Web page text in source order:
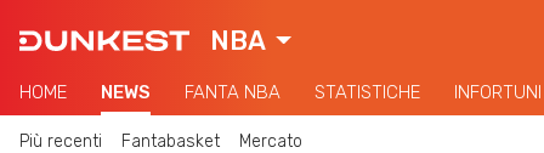
NBA
HOME NEWS FANTA NBA STATISTICHE INFORTUNI
Più recenti Fantabasket Mercato